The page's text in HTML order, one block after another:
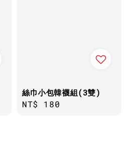
絲巾小包韓襪組(3雙)
Regular
NT$ 180